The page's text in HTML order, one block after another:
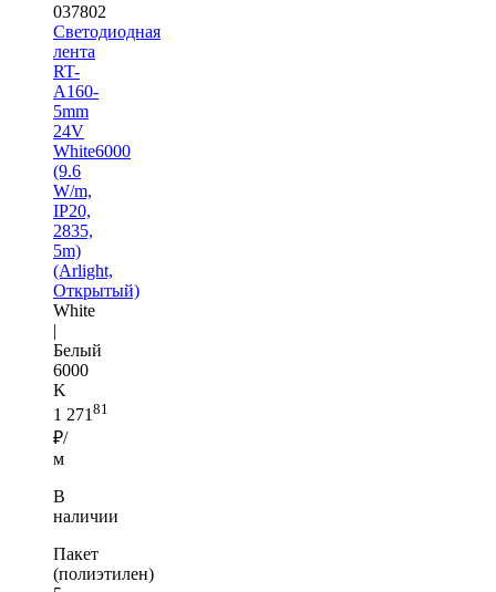
037802
Светодиодная
лента
RT-
A160-
5mm
24V
White6000
(9.6
W/m,
IP20,
2835,
5m)
(Arlight,
Открытый)
White
|
Белый
6000
K
1 271 81
₽/
м
В
наличии
Пакет
(полиэтилен)